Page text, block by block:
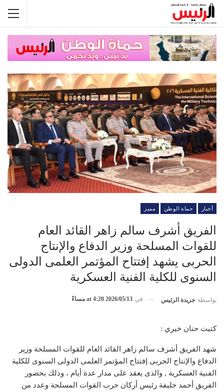
أخبار حماة الوطن مميز
الفريق أشرف سالم زاهر القائد العام
للقوات المسلحة وزير الدفاع والإنتاج
الحربى يشهد إفتتاح المؤتمر العلمى الدولى
السنوى للكلية الفنية العسكرية
بواسطة جريدة الرئيس في 2026/05/13 at 4:20 مساءً
كتيت حنان خيري :
شهد الفريق أشرف سالم زاهر القائد العام للقوات المسلحة وزير
الدفاع والإنتاج الحربى إفتتاح المؤتمر العلمى الدولى السنوى للكلية
الفنية العسكرية , والذى يعقد على مدار عدة أيام ، وذلك بحضور
الفريق أحمد خليفة رئيس أركان حرب القوات المسلحة وعدد من